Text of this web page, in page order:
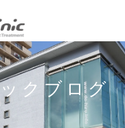
クブログ